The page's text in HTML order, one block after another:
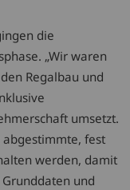
die
„Wir waren
Regalbau und
umsetzt.
fest
werden, damit
und